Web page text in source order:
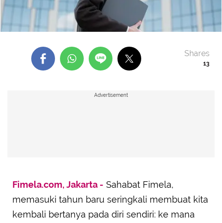
13
Shares
Advertisement
Fimela.com, Jakarta - Sahabat Fimela,
memasuki tahun baru seringkali membuat kita
kembali bertanya pada diri sendiri: ke mana